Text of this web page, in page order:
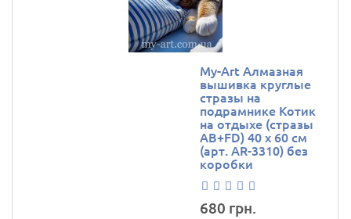
My-Art Алмазная
вышивка круглые
стразы на
подрамнике Котик
на отдыхе (стразы
AB+FD) 40 х 60 см
(арт. AR-3310) без
коробки
680 грн.